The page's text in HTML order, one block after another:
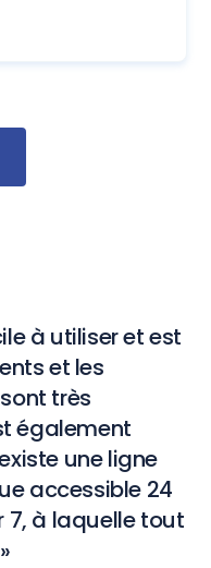
à utiliser et est
et les
très
également
une ligne
accessible 24
7, à laquelle tout